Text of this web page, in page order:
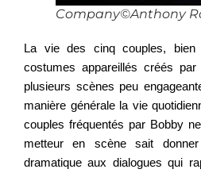
Company©Anthony
La vie des cinq couples, bien
costumes appareillés créés par
plusieurs scènes peu
manière générale la vie
couples fréquentés par Bobby
metteur en scène sait
dramatique aux dialogues qui